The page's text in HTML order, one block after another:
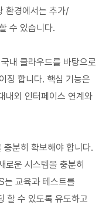
환경에서는 추가/
수 있습니다.
내 클라우드를 바탕으로
징 합니다. 핵심 기능은
내외 인터페이스 연계와
분히 확보해야 합니다.
로운 시스템을 충분히
교육과 테스트를
할 수 있도록 유도하고